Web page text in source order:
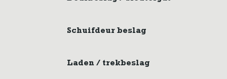
Schuifdeur beslag
Laden / trekbeslag